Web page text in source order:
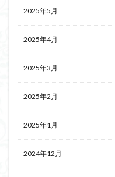
2025年5月
2025年4月
2025年3月
2025年2月
2025年1月
2024年12月